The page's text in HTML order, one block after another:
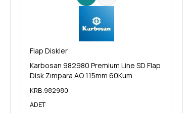
Flap Diskler
Karbosan 982980 Premium Line SD Flap
Disk Zımpara AO 115mm 60Kum
KRB.982980
ADET